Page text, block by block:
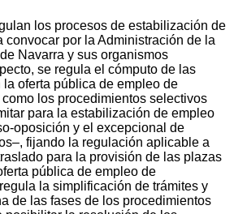
los procesos de estabilización de
convocar por la Administración de la
Navarra y sus organismos
se regula el cómputo de las
oferta pública de empleo de
los procedimientos selectivos
para la estabilización de empleo
oposición y el excepcional de
fijando la regulación aplicable a
para la provisión de las plazas
pública de empleo de
la simplificación de trámites y
de las fases de los procedimientos